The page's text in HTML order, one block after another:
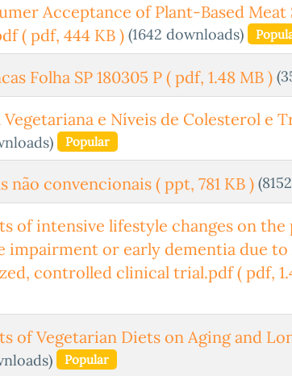
Acceptance of Plant-Based
( pdf, 444 KB ) (1642 downloads)
Folha SP 180305 P ( pdf, 1.48 MB )
Vegetariana e Níveis de Colesterol e
Popular
não convencionais ( ppt, 781 KB )
of intensive lifestyle changes on
impairment or early dementia due to
controlled clinical trial.pdf ( pdf,
of Vegetarian Diets on Aging and
Popular